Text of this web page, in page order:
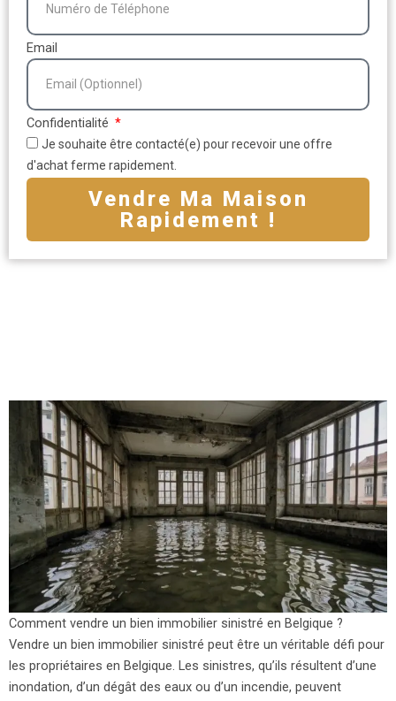
Email
Confidentialité
Je souhaite être contacté(e) pour recevoir une offre
d'achat ferme rapidement.
Vendre Ma Maison
Rapidement !
Comment vendre un bien immobilier sinistré en Belgique ?
Vendre un bien immobilier sinistré peut être un véritable défi pour
les propriétaires en Belgique. Les sinistres, qu’ils résultent d’une
inondation, d’un dégât des eaux ou d’un incendie, peuvent